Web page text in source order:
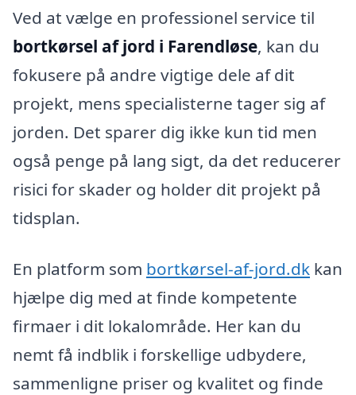
Ved at vælge en professionel service til
bortkørsel af jord i Farendløse, kan du
fokusere på andre vigtige dele af dit
projekt, mens specialisterne tager sig af
jorden. Det sparer dig ikke kun tid men
også penge på lang sigt, da det reducerer
risici for skader og holder dit projekt på
tidsplan.
En platform som bortkørsel-af-jord.dk kan
hjælpe dig med at finde kompetente
firmaer i dit lokalområde. Her kan du
nemt få indblik i forskellige udbydere,
sammenligne priser og kvalitet og finde